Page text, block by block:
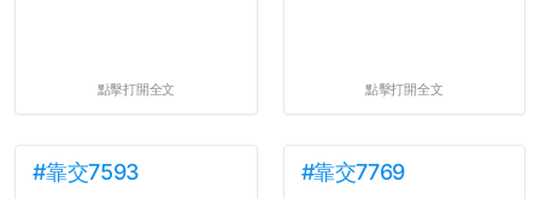
點擊打開全文 點擊打開全文
#靠交7593 #靠交7769